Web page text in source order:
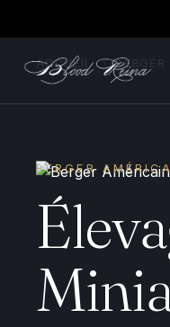
ACCUEIL › BERGER
BERGER